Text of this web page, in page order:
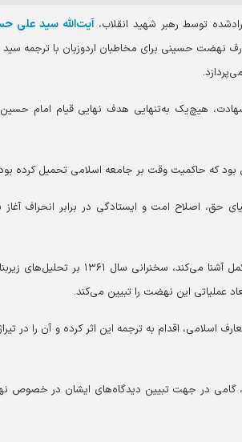
توسط رهبر شهید انقلاب،آیت‌الله سید علی
ترویج معارف نهضت حسینی برای مخاطبان اردو‌زبان با ترجمه
هیچ‌یک به‌تنهایی هدف نهایی قیام امام
که حاکمیت وقت بر جامعه اسلامی تحمیل کرده
حق، اصلاح امت و ایستادگی در برابر انحراف
بر اساس این گزارش، محتوای کتاب به‌گونه‌ای تدوین شده که مخاطب را با دو نگاه مکمل آشنا می‌کند، سخنرانی
اسلامی، اقدام به ترجمه این اثر کرده و آن را در
گامی در جهت تبیین دیدگاه‌های ایشان در خصوص